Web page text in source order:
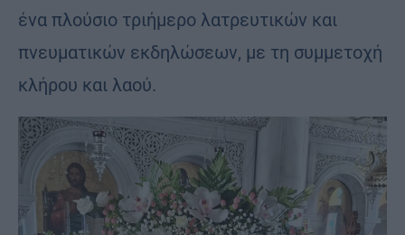
ένα πλούσιο τριήμερο λατρευτικών και
πνευματικών εκδηλώσεων, με τη συμμετοχή
κλήρου και λαού.